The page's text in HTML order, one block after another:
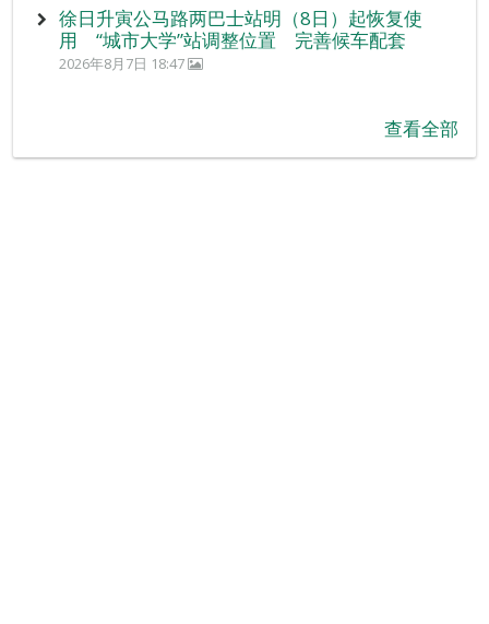
徐日升寅公马路两巴士站明（8日）起恢复使
用 “城市大学”站调整位置 完善候车配套
2026年8月7日 18:47
查看全部